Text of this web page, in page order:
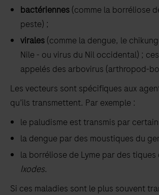
bactériennes (comme la borréliose
peste) ;
virales (comme la dengue, le
Nile - ou virus du Nil occidental) ;
appelés des arbovirus (arthropod-
Les vecteurs sont spécifiques aux
qu’ils transmettent. Par exemple :
le paludisme est transmis par
la dengue par des moustiques du
la borréliose de Lyme par des
Ixodes.
Si ces maladies sont le plus souvent